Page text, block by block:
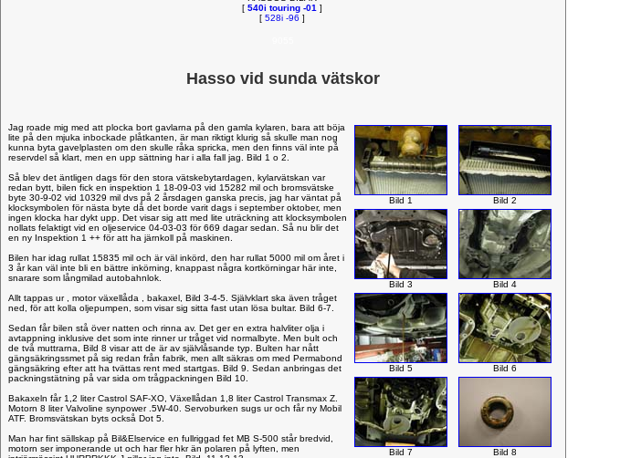
[ 540i touring -01 ]
[ 528i -96 ]
Hasso vid sunda vätskor
Bild 1 Bild 2
Bild 3 Bild 4
Bild 5 Bild 6
Bild 7 Bild 8
Jag roade mig med att plocka bort gavlarna på den gamla kylaren, bara att böja
lite på den mjuka inbockade plåtkanten, är man riktigt klurig så skulle man nog
kunna byta gavelplasten om den skulle råka spricka, men den finns väl inte på
reservdel så klart, men en upp sättning har i alla fall jag. Bild 1 o 2.
Så blev det äntligen dags för den stora vätskebytardagen, kylarvätskan var
redan bytt, bilen fick en inspektion 1 18-09-03 vid 15282 mil och bromsvätske
byte 30-9-02 vid 10329 mil dvs på 2 årsdagen ganska precis, jag har väntat på
klocksymbolen för nästa byte då det borde varit dags i september ­oktober, men
ingen klocka har dykt upp. Det visar sig att med lite uträckning att klocksymbolen
nollats felaktigt vid en oljeservice 04-03-03 för 669 dagar sedan. Så nu blir det
en ny Inspektion 1 ++ för att ha järnkoll på maskinen.
Bilen har idag rullat 15835 mil och är väl inkörd, den har rullat 5000 mil om året i
3 år kan väl inte bli en bättre inkörning, knappast några kortkörningar här inte,
snarare som långmilad autobahnlok.
Allt tappas ur , motor växellåda , bakaxel, Bild 3-4-5. Självklart ska även tråget
ned, för att kolla oljepumpen, som visar sig sitta fast utan lösa bultar. Bild 6-7.
Sedan får bilen stå över natten och rinna av. Det ger en extra halvliter olja i
avtappning inklusive det som inte rinner ur tråget vid normalbyte. Men bult och
de två muttrarna, Bild 8 visar att de är av självlåsande typ. Bulten har nått
gängsäkringssmet på sig redan från fabrik, men allt säkras om med Permabond
gängsäkring efter att ha tvättas rent med startgas. Bild 9. Sedan anbringas det
packningstätning på var sida om trågpackningen Bild 10.
Bakaxeln får 1,2 liter Castrol SAF-XO, Växellådan 1,8 liter Castrol Transmax Z.
Motorn 8 liter Valvoline synpower .5W-40. Servoburken sugs ur och får ny Mobil
ATF. Bromsvätskan byts också Dot 5.
Man har fint sällskap på Bil&Elservice en fullriggad fet MB S-500 står bredvid,
motorn ser imponerande ut och har fler hkr än polaren på lyften, men